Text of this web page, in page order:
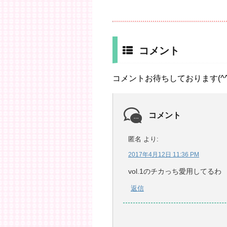
コメント
コメントお待ちしております
コメント
匿名 より:
2017年4月12日 11:36 PM
vol.1のチカっち愛用してるわ
返信